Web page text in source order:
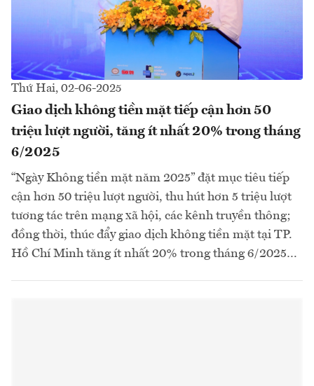
Thứ Hai, 02-06-2025
Giao dịch không tiền mặt tiếp cận hơn 50
triệu lượt người, tăng ít nhất 20% trong tháng
6/2025
“Ngày Không tiền mặt năm 2025” đặt mục tiêu tiếp
cận hơn 50 triệu lượt người, thu hút hơn 5 triệu lượt
tương tác trên mạng xã hội, các kênh truyền thông;
đồng thời, thúc đẩy giao dịch không tiền mặt tại TP.
Hồ Chí Minh tăng ít nhất 20% trong tháng 6/2025…